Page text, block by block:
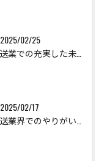
2025/02/25
2025/02/17